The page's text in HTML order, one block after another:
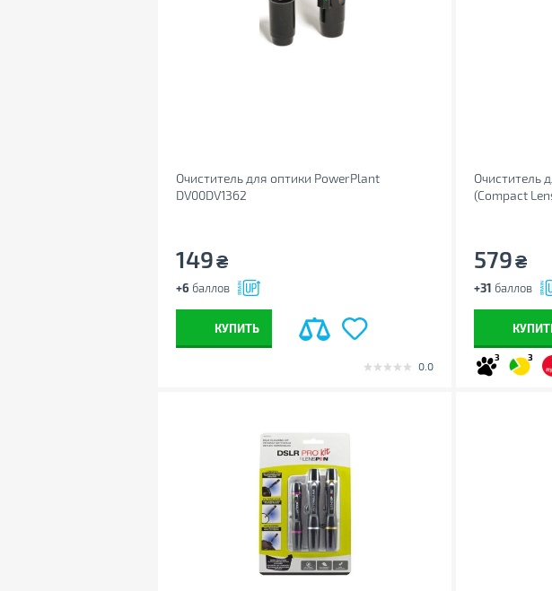
Очиститель для оптики PowerPlant
DV00DV1362
149₴
+6 баллов
КУПИТЬ
0.0
Очиститель
(Compact
579₴
+31 баллов
3 3